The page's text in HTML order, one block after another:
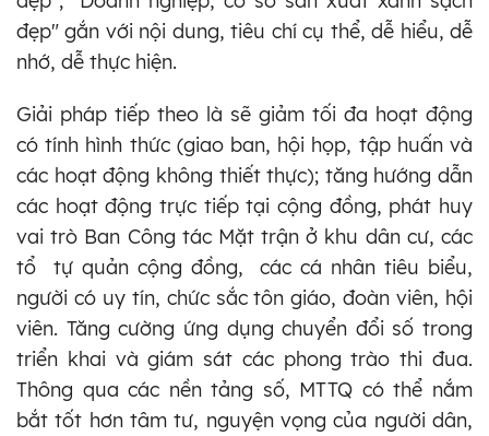
đẹp" gắn với nội dung, tiêu chí cụ thể, dễ hiểu, dễ
nhớ, dễ thực hiện.
Giải pháp tiếp theo là sẽ giảm tối đa hoạt động
có tính hình thức (giao ban, hội họp, tập huấn và
các hoạt động không thiết thực); tăng hướng dẫn
các hoạt động trực tiếp tại cộng đồng, phát huy
vai trò Ban Công tác Mặt trận ở khu dân cư, các
tổ tự quản cộng đồng, các cá nhân tiêu biểu,
người có uy tín, chức sắc tôn giáo, đoàn viên, hội
viên. Tăng cường ứng dụng chuyển đổi số trong
triển khai và giám sát các phong trào thi đua.
Thông qua các nền tảng số, MTTQ có thể nắm
bắt tốt hơn tâm tư, nguyện vọng của người dân,